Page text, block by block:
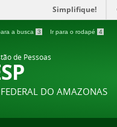
Simplifique!
a busca 3 Ir para o rodapé 4
de Pessoas
DO AMAZONAS